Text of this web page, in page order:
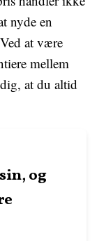
nyde en
at være
mellem
at du altid
og